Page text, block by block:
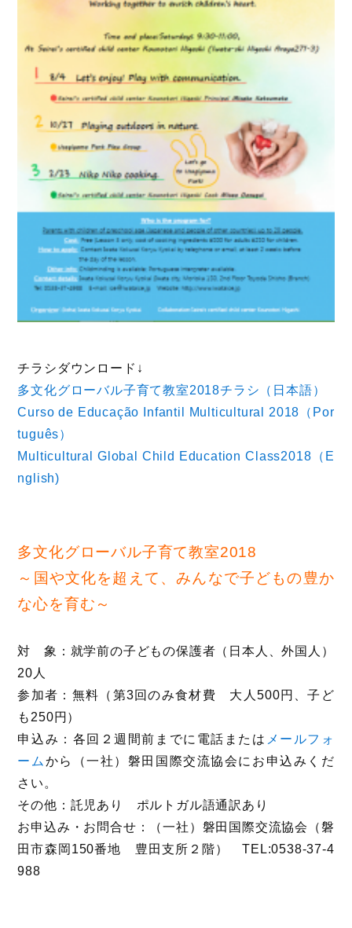
チラシダウンロード↓
多文化グローバル子育て教室2018チラシ（日本語）
Curso de Educação Infantil Multicultural 2018（Por
tuguês）
Multicultural Global Child Education Class2018（E
nglish)
多文化グローバル子育て教室2018
～国や文化を超えて、みんなで子どもの豊か
な心を育む～
対 象：就学前の子どもの保護者（日本人、外国人）
20人
参加者：無料（第3回のみ食材費 大人500円、子ど
も250円）
申込み：各回２週間前までに電話または メールフォ
ームから（一社）磐田国際交流協会にお申込みくだ
さい。
その他：託児あり ポルトガル語通訳あり
お申込み・お問合せ：（一社）磐田国際交流協会（磐
田市森岡150番地 豊田支所２階） TEL:0538-37-4
988